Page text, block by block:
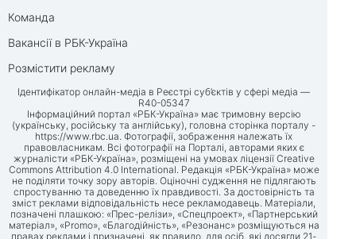
Команда
Вакансії в РБК-Україна
Розмістити рекламу
Ідентифікатор онлайн-медіа в Реєстрі суб’єктів у сфері медіа —
R40-05347
Інформаційний портал «РБК-Україна» має тримовну версію
(українську, російську та англійську), головна сторінка порталу -
https://www.rbc.ua. Фотографії, зображення належать їх
правовласникам. Всі фотографії на Порталі, авторами яких є
журналісти «РБК-Україна», розміщені на умовах ліцензії Creative
Commons Attribution 4.0 International. Редакція «РБК-Україна» може
не поділяти точку зору авторів. Оціночні судження не підлягають
спростуванню та доведенню їх правдивості. За достовірність та
зміст реклами відповідальність несе рекламодавець. Матеріали,
позначені плашкою: «Прес-релізи», «Спецпроект», «Партнерський
матеріал», «Promo», «Благодійність», «Резонанс» розміщуються на
правах реклами і призначені, як правило, для осіб, які досягли 21-